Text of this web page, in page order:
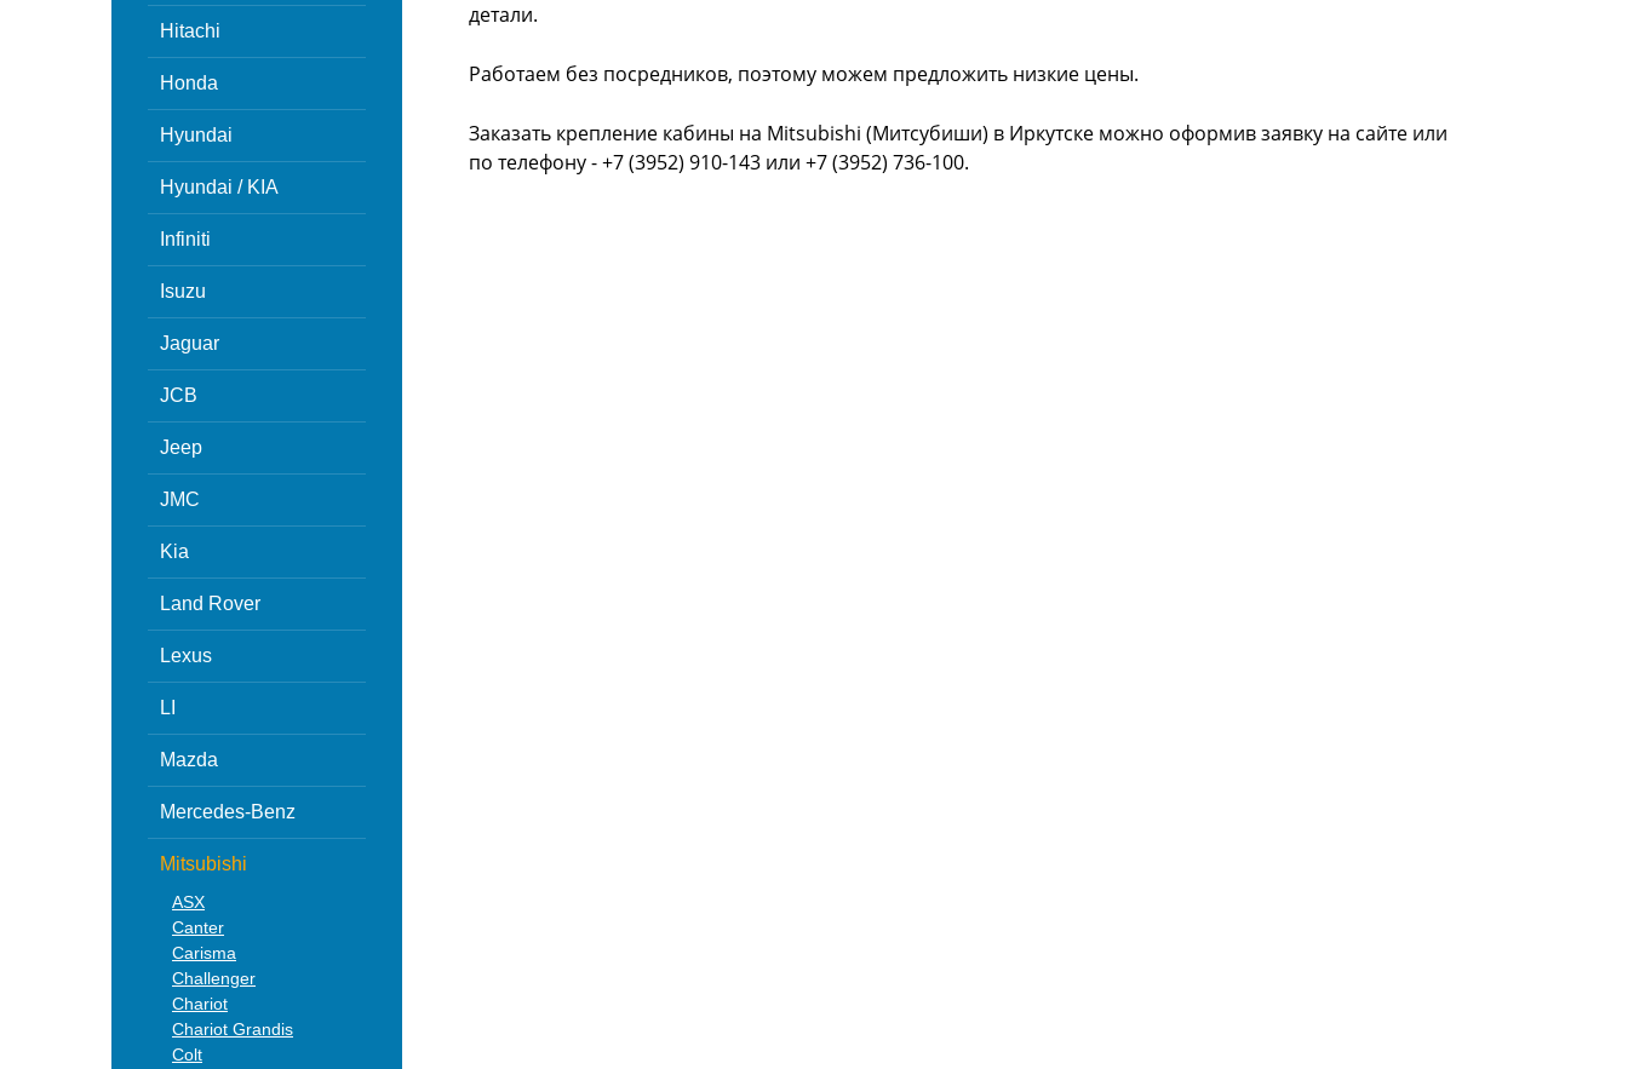
Hitachi
Honda
Hyundai
Hyundai / KIA
Infiniti
Isuzu
Jaguar
JCB
Jeep
JMC
Kia
Land Rover
Lexus
LI
Mazda
Mercedes-Benz
Mitsubishi
ASX
Canter
Carisma
Challenger
Chariot
Chariot Grandis
Colt
детали.
Работаем без посредников, поэтому можем предложить низкие цены.
Заказать крепление кабины на Mitsubishi (Митсубиши) в Иркутске можно оформив заявку на сайте или
по телефону - +7 (3952) 910-143 или +7 (3952) 736-100.